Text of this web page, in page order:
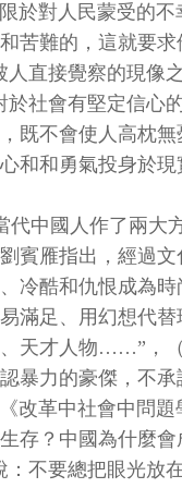
於對人民蒙受的
苦難的，這就要
直接覺察的現像
社會有堅定信心
不會使人高枕
和和勇氣投身於現
代中國人作了兩
賓雁指出，經過
冷酷和仇恨成為
滿足、用幻想代
天才人物……”，
暴力的豪傑，不
改革中社會中問
存？中國為什麼
不要總把眼光放